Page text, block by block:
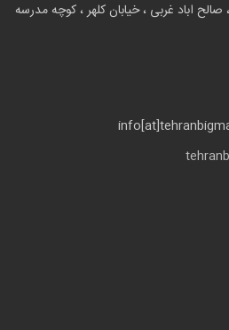
اباد غربی ، خیابان کلهر ، کوچه مدرسه